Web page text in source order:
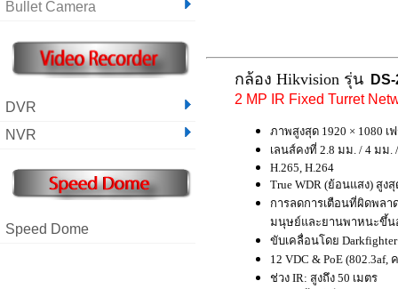
Bullet Camera
DVR
NVR
Speed Dome
กล้อง Hikvision รุ่น
2 MP IR Fixed Turret
ภาพสูงสุด 1920 × 1080 เ
เลนส์คงที่ 2.8 มม. / 4 มม.
H.265, H.264
True WDR (ย้อนแสง) สูง
การลดการเตือนที่ผิดพลา
มนุษย์และยานพาหนะขึ้น
ขับเคลื่อนโดย Darkfighter
12 VDC & PoE (802.3af,
ช่วง IR: สูงถึง 50 เมตร